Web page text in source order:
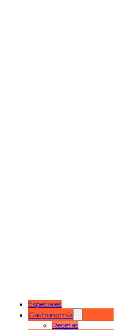
Especiales
Gastronomía
Recetas